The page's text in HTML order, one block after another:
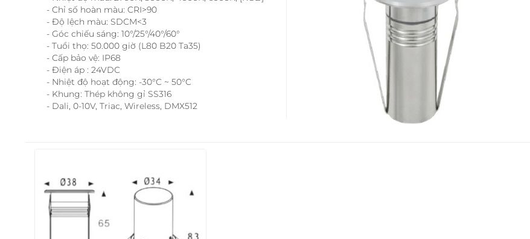
- Chỉ số hoàn màu: CRI>90
- Độ lệch màu: SDCM<3
- Góc chiếu sáng: 10°/25°/40°/60°
- Tuổi thọ: 50.000 giờ (L80 B20 Ta35)
- Cấp bảo vệ: IP68
- Điện áp : 24VDC
- Nhiệt độ hoạt động: -30°C ~ 50°C
- Khung: Thép không gỉ SS316
- Dali, 0-10V, Triac, Wireless, DMX512